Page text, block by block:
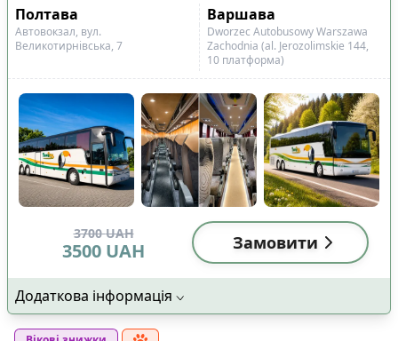
Полтава
Варшава
Автовокзал, вул.
Великотирнівська, 7
Dworzec Autobusowy Warszawa
Zachodnia (al. Jerozolimskie 144,
10 платформа)
3700 UAH
3500 UAH Замовити
Додаткова інформація